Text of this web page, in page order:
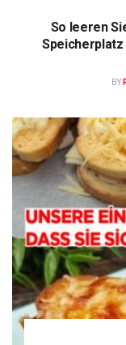
So leeren
BY